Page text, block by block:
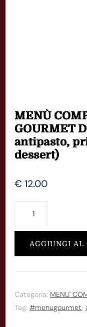
MENÙ
GOURMET
antipasto,
dessert)
€ 12.00
2025(
antipasto,
AGGIUNGI AL
Categoria: MENU'
Tag: #menugourmet,